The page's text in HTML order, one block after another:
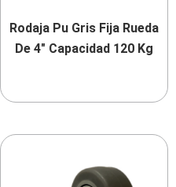
Rodaja Pu Gris Fija Rueda
De 4″ Capacidad 120 Kg